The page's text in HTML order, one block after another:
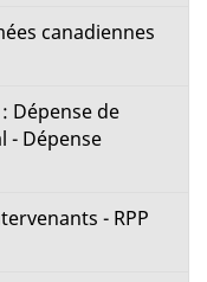
canadiennes
Dépense de
- Dépense
- RPP